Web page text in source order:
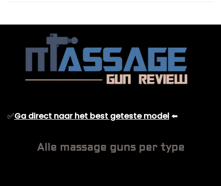
✅Ga direct naar het best geteste model ⬅️
Alle massage guns per type